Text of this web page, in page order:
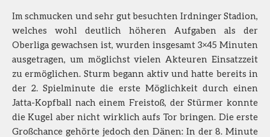
Im schmucken und sehr gut besuchten Irdninger Stadion,
welches wohl deutlich höheren Aufgaben als der
Oberliga gewachsen ist, wurden insgesamt 3×45 Minuten
ausgetragen, um möglichst vielen Akteuren Einsatzzeit
zu ermöglichen. Sturm begann aktiv und hatte bereits in
der 2. Spielminute die erste Möglichkeit durch einen
Jatta-Kopfball nach einem Freistoß, der Stürmer konnte
die Kugel aber nicht wirklich aufs Tor bringen. Die erste
Großchance gehörte jedoch den Dänen: In der 8. Minute